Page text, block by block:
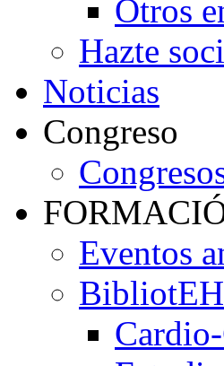
Otros
Hazte
Noticias
Congreso
Eventos